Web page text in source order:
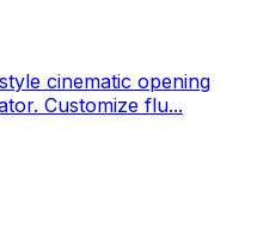
cinematic opening
Customize flu...